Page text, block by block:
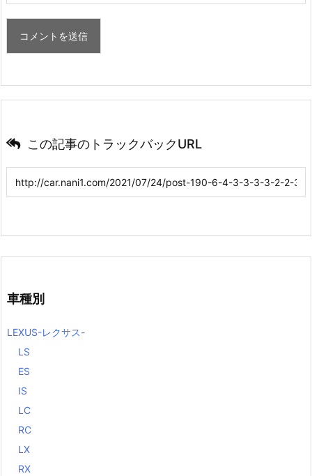
この記事のトラックバックURL
車種別
LEXUS-レクサス-
LS
ES
IS
LC
RC
LX
RX